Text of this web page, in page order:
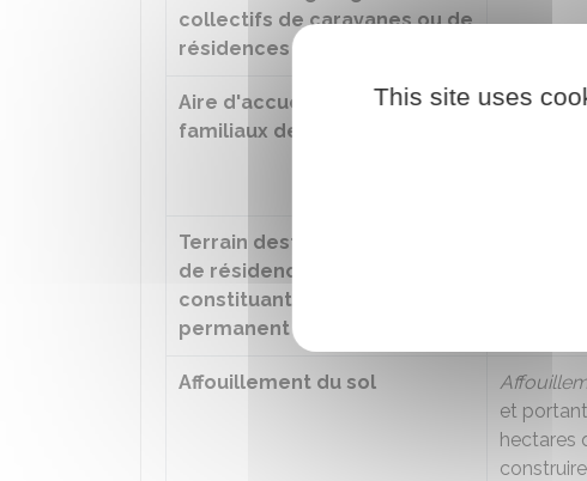
collectifs de caravanes ou de
résidences mobiles de loisirs
Aire d'accueil et terrains
familiaux des gens du voyage
mobiles
Terrain destiné à l'installation
de résidences démontables
constituant l'habitat
permanent de leur utilisateur
Affouillement du sol
et
hectares
construire
This site uses